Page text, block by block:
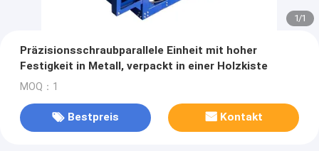
1/1
Präzisionsschraubparallele Einheit mit hoher
Festigkeit in Metall, verpackt in einer Holzkiste
MOQ：1
Bestpreis Kontakt